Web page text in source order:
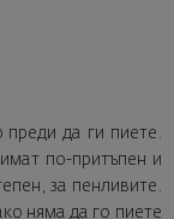
преди да ги пиете.
по-притъпен и
за пенливите.
няма да го пиете